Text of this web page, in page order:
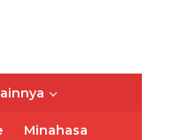
Minahasa